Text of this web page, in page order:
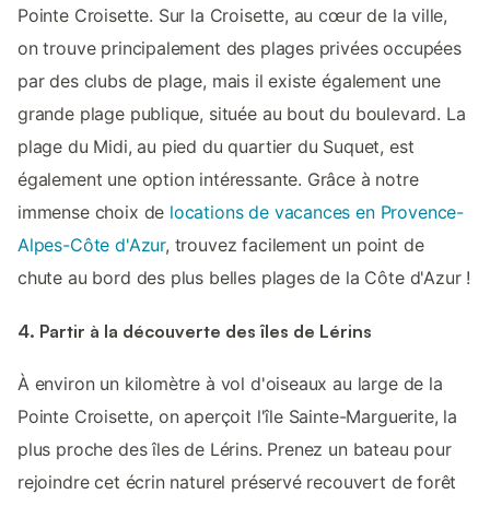
Pointe Croisette. Sur la Croisette, au cœur de la ville,
on trouve principalement des plages privées occupées
par des clubs de plage, mais il existe également une
grande plage publique, située au bout du boulevard. La
plage du Midi, au pied du quartier du Suquet, est
également une option intéressante. Grâce à notre
immense choix de locations de vacances en Provence-
Alpes-Côte d'Azur, trouvez facilement un point de
chute au bord des plus belles plages de la Côte d'Azur !
4. Partir à la découverte des îles de Lérins
À environ un kilomètre à vol d'oiseaux au large de la
Pointe Croisette, on aperçoit l'île Sainte-Marguerite, la
plus proche des îles de Lérins. Prenez un bateau pour
rejoindre cet écrin naturel préservé recouvert de forêt